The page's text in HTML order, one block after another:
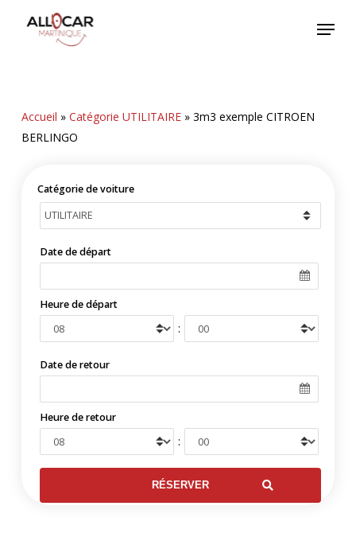
Menu
Accueil » Catégorie UTILITAIRE» 3m3 exemple CITROEN
BERLINGO
Catégorie de voiture
Date de départ
Heure de départ
:
Date de retour
Heure de retour
: